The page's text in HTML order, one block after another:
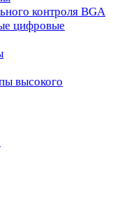
контроля BGA
цифровые
высокого